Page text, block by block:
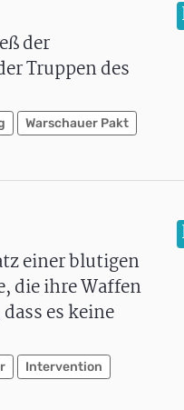
der
Truppen des
Warschauer Pakt
einer blutigen
die ihre Waffen
es keine
Intervention